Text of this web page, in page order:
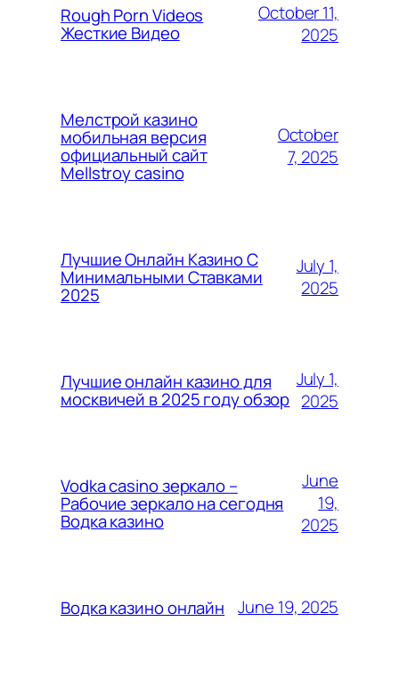
Rough Porn Videos
Жесткие Видео
October 11,
2025
Мелстрой казино
мобильная версия
официальный сайт
Mellstroy casino
October
7, 2025
Лучшие Онлайн Казино С
Минимальными Ставками
2025
July 1,
2025
Лучшие онлайн казино для
москвичей в 2025 году обзор
July 1,
2025
Vodka casino зеркало –
Рабочие зеркало на сегодня
Водка казино
June
19,
2025
Водка казино онлайн June 19, 2025